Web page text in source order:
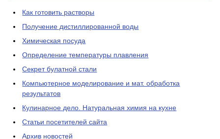
Как готовить растворы
Получение дистиллированной воды
Химическая посуда
Определение температуры плавления
Секрет булатной стали
Компьютерное моделирование и мат. обработка
результатов
Кулинарное дело. Натуральная химия на кухне
Статьи посетителей сайта
Архив новостей